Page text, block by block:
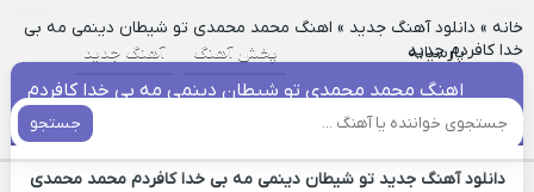
پارسیانه پخش آهنگ آهنگ جدید
جستجو
خانه» دانلود آهنگ جدید » اهنگ محمد محمدی تو شیطان دینمی مه بی
خدا کافردم جدید
اهنگ محمد محمدی تو شیطان دینمی مه بی خدا کافردم
جدید
دانلود آهنگ جدید تو شیطان دینمی مه بی خدا کافردم محمد محمدی